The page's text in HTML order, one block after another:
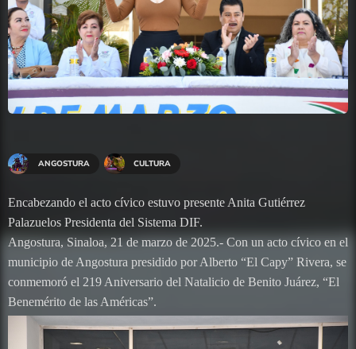
ANGOSTURA CULTURA
Encabezando el acto cívico estuvo presente Anita Gutiérrez
Palazuelos Presidenta del Sistema DIF.
Angostura, Sinaloa, 21 de marzo de 2025.- Con un acto cívico en el
municipio de Angostura presidido por Alberto “El Capy” Rivera, se
conmemoró el 219 Aniversario del Natalicio de Benito Juárez, “El
Benemérito de las Américas”.